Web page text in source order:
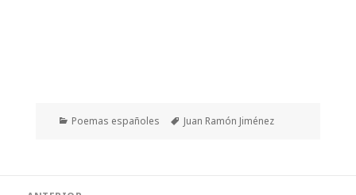
Categorías
Poemas españoles Etiquetas
Juan Ramón Jiménez